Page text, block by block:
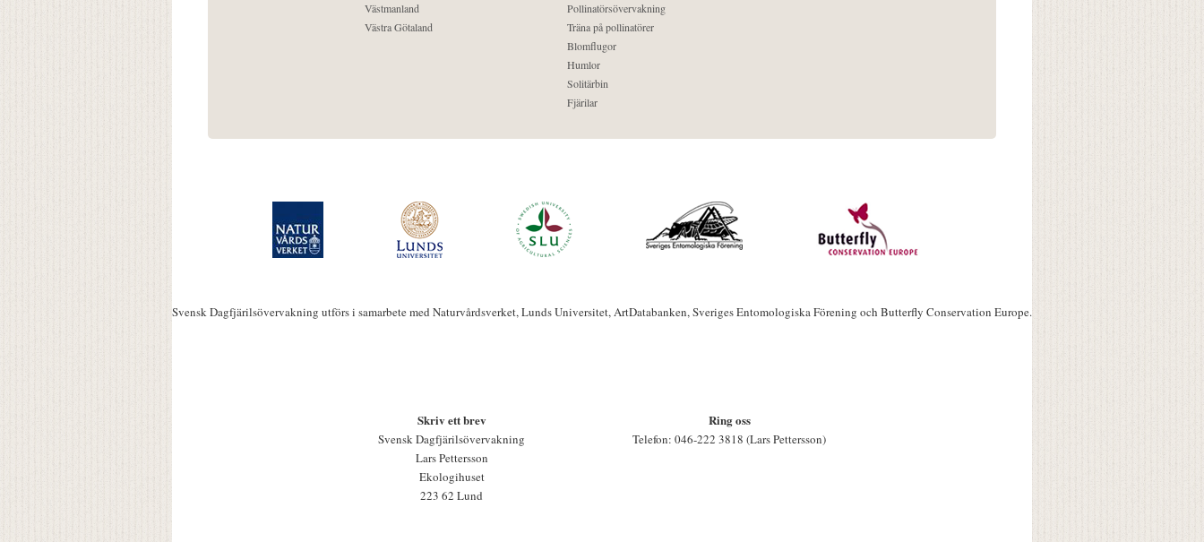
Västmanland
Västra Götaland
Pollinatörsövervakning
Träna på pollinatörer
Blomflugor
Humlor
Solitärbin
Fjärilar
Svensk Dagfjärilsövervakning utförs i samarbete med Naturvårdsverket, Lunds Universitet, ArtDatabanken, Sveriges Entomologiska Förening och Butterfly Conservation Europe.
Skriv ett brev
Svensk Dagfjärilsövervakning
Lars Pettersson
Ekologihuset
223 62 Lund
Ring oss
Telefon: 046-222 3818 (Lars Pettersson)